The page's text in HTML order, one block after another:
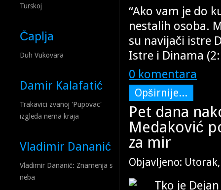
Turskoj
Čaplja
Duh Vukovara
Damir Kalafatić
Trakavici zvanoj 'Pupovac'
izgleda nema kraja
Vladimir Dananić
Vladimir Dananić: Znamenja s
neba
“Ako vam je do
nestalih osoba.
su navijači istre
Istre i Dinama
0 komentara
Opširnije...
Pet dana
Medaković
za mir
Objavljeno: